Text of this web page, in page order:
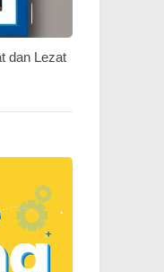
dan Lezat